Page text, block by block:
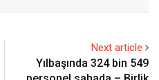
Next article
Yılbaşında 324 bin 549